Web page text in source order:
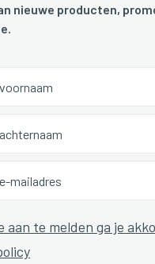
nieuwe producten,
aan te melden ga je